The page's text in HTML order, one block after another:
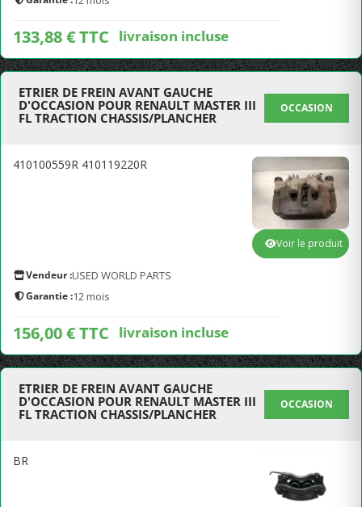
133,88 € TTC livraison incluse
ETRIER DE FREIN AVANT GAUCHE
D'OCCASION POUR RENAULT MASTER III
FL TRACTION CHASSIS/PLANCHER
OCCASION
410100559R 410119220R
Vendeur :USED WORLD PARTS
Garantie :12 mois
156,00 € TTC livraison incluse
Voir le produit
ETRIER DE FREIN AVANT GAUCHE
D'OCCASION POUR RENAULT MASTER III
FL TRACTION CHASSIS/PLANCHER
OCCASION
BR